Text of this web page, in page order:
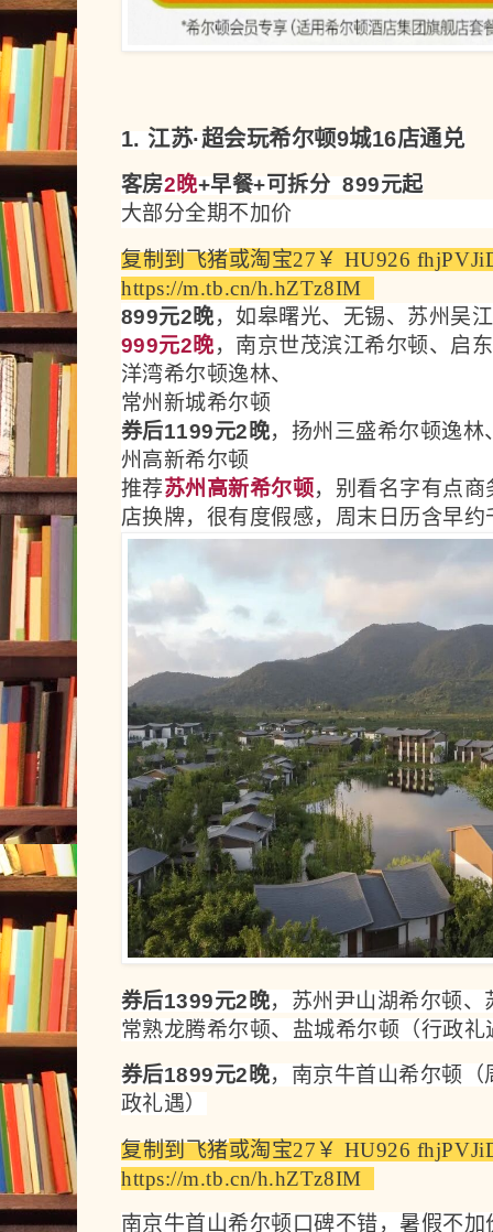
1. 江苏·超会玩希尔顿9城16店通兑
客房2晚+早餐+可拆分 899元起
大部分全期不加价
复制到飞猪或淘宝27￥ HU926
https://m.tb.cn/h.hZTz8IM
899元2晚，如皋曙光、无锡、苏州吴
999元2晚， 南京世茂滨江希尔顿、启
洋湾希尔顿逸林、
常州新城希尔顿
券后1199元2晚， 扬州三盛希尔顿逸
州高新希尔顿
推荐苏州高新希尔顿，别看名字有点
店换牌，很有度假感，周末日历含早约
券后1399元2晚， 苏州尹山湖希尔顿
常熟龙腾希尔顿、盐城希尔顿（行政礼
券后1899元2晚，南京牛首山希尔顿
政礼遇）
复制到飞猪或淘宝27￥ HU926
https://m.tb.cn/h.hZTz8IM
南京牛首山希尔顿口碑不错，暑假不